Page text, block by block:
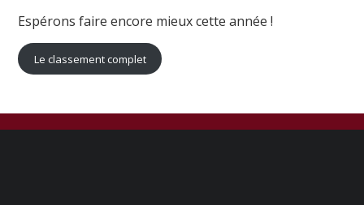
Espérons faire encore mieux cette année !
Le classement complet